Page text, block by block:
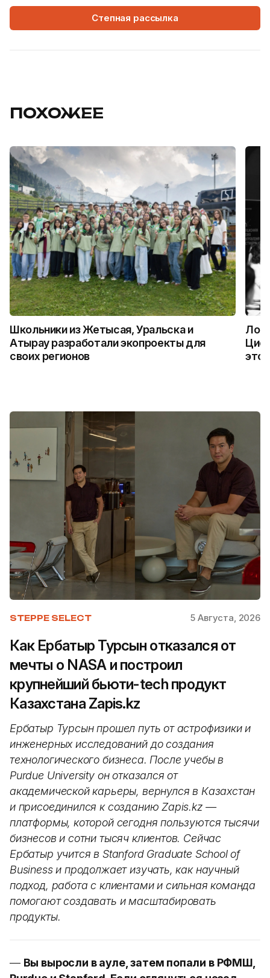
Степная рассылка
ПОХОЖЕЕ
Школьники из Жетысая, Уральска и
Атырау разработали экопроекты для
своих регионов
это
STEPPE SELECT 5 Августа, 2026
Как Ербатыр Турсын отказался от
мечты о NASA и построил
крупнейший бьюти-tech продукт
Казахстана Zapis.kz
Ербатыр Турсын прошел путь от астрофизики и
инженерных исследований до создания
технологического бизнеса. После учебы в
Purdue University он отказался от
академической карьеры, вернулся в Казахстан
и присоединился к созданию Zapis.kz —
платформы, которой сегодня пользуются тысячи
бизнесов и сотни тысяч клиентов. Сейчас
Ербатыр учится в Stanford Graduate School of
Business и продолжает изучать, как научный
подход, работа с клиентами и сильная команда
помогают создавать и масштабировать
продукты.
— Вы выросли в ауле, затем попали в РФМШ,